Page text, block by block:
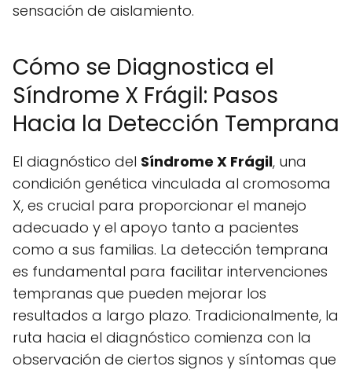
sensación de aislamiento.
Cómo se Diagnostica el
Síndrome X Frágil: Pasos
Hacia la Detección Temprana
El diagnóstico del Síndrome X Frágil, una
condición genética vinculada al cromosoma
X, es crucial para proporcionar el manejo
adecuado y el apoyo tanto a pacientes
como a sus familias. La detección temprana
es fundamental para facilitar intervenciones
tempranas que pueden mejorar los
resultados a largo plazo. Tradicionalmente, la
ruta hacia el diagnóstico comienza con la
observación de ciertos signos y síntomas que